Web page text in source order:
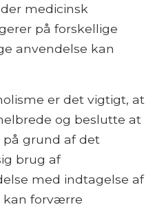
medicinsk
på forskellige
anvendelse kan
er det vigtigt, at
og beslutte at
grund af det
brug af
med indtagelse af
kan forværre